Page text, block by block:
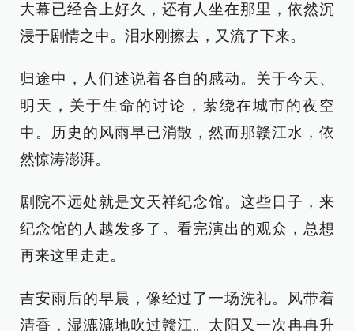
大幕已经合上好久，还有人坐在那里，依然沉
浸于剧情之中。泪水刚擦去，又流了下来。
归途中，人们述说着各自的感动。关于今天、
明天，关于生命的讨论，萦绕在城市的夜空
中。历史的风雨早已消散，然而那赣江水，依
然惊涛澎湃。
剧院不远处就是文天祥纪念馆。这些日子，来
纪念馆的人越发多了。看完演出的观众，总想
再来这里走走。
吉安雨后的早晨，像经过了一场洗礼。风带着
清香，湿漉漉地吹过赣江。太阳又一次冉冉升